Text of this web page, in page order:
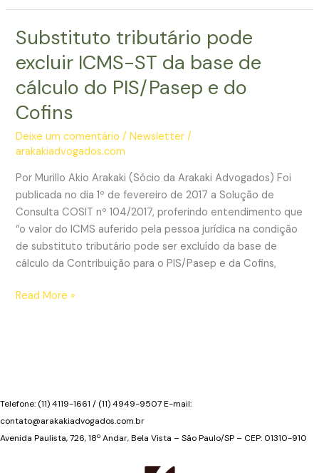
afirma
não
incide
PIS
e
Cofins
na
hospedagem
estrangeiros
Substituto tributário pode
excluir ICMS-ST da base de
cálculo do PIS/Pasep e do
Cofins
Deixe um comentário /Newsletter /
arakakiadvogados.com
Por Murillo Akio Arakaki (Sócio da Arakaki Advogados) Foi
publicada no dia 1º de fevereiro de 2017 a Solução de
Consulta COSIT nº 104/2017, proferindo entendimento que
“o valor do ICMS auferido pela pessoa jurídica na condição
de substituto tributário pode ser excluído da base de
cálculo da Contribuição para o PIS/Pasep e da Cofins,
Substituto
da
base
de
Read More »
Telefone: (11) 4119-1661 / (11) 4949-9507 E-mail:
contato@arakakiadvogados.com.br
Avenida Paulista, 726, 18º Andar, Bela Vista – São Paulo/SP – CEP: 01310-910